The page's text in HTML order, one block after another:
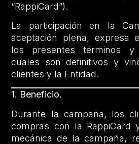
“RappiCard”).
La participación en la
aceptación plena, expresa
los presentes términos y
cuales son definitivos y
clientes y la Entidad.
1. Beneficio.
Durante la campaña, los
compras con la RappiCard
mecánica de la campaña,